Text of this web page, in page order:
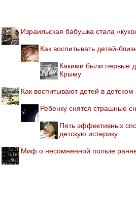
Израильская бабушка стала
Как воспитывать детей-
Какими были первые
Крыму
Как воспитывают детей в
Ребенку снятся страшные
Пять эффективных
детскую истерику
Миф о несомненной пользе